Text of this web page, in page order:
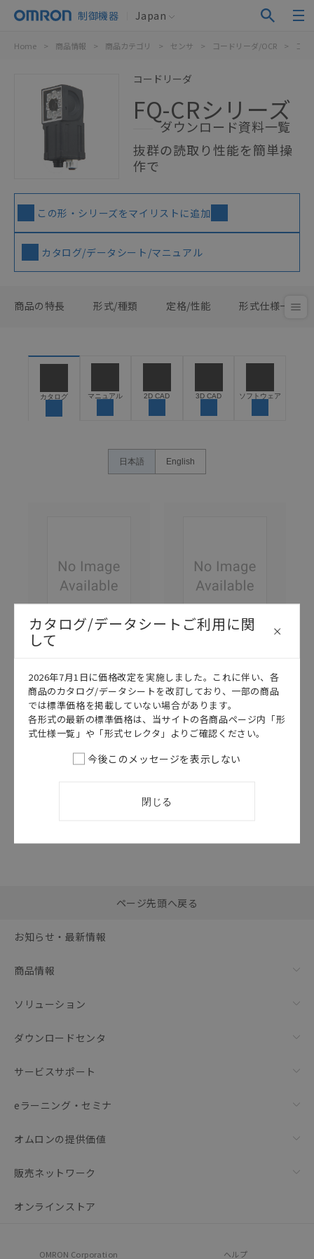
制御機器 Japan
Home > 商品情報 > 商品カテゴリ > センサ > コードリーダ/OCR > コ
コードリーダ
FQ-CRシリーズ
ダウンロード資料一覧
抜群の読取り性能を簡単操
作で
この形・シリーズをマイリストに追加
カタログ/データシート/マニュアル
商品の特長 形式/種類 定格/性能 形式仕様一覧
カタログ マニュアル 2D CAD 3D CAD ソフトウェア
日本語 English
SDNB-021M
FQ-CRシリーズ
カタログ
2026/07/01 更新
FQ-CRシリーズ
HMC-
SD292/492/1A2
データシート
括ダウンロード
ページ先頭へ戻る
お知らせ・最新情報
商品情報
ソリューション
ダウンロードセンタ
サービスサポート
eラーニング・セミナ
オムロンの提供価値
販売ネットワーク
オンラインストア
OMRON Corporation ヘルプ
カタログ/データシートご利用に関
して
2026年7月1日に価格改定を実施しました。これに伴い、各
商品のカタログ/データシートを改訂しており、一部の商品
では標準価格を掲載していない場合があります。
各形式の最新の標準価格は、当サイトの各商品ページ内「形
式仕様一覧」や「形式セレクタ」よりご確認ください。
今後このメッセージを表示しない
閉じる